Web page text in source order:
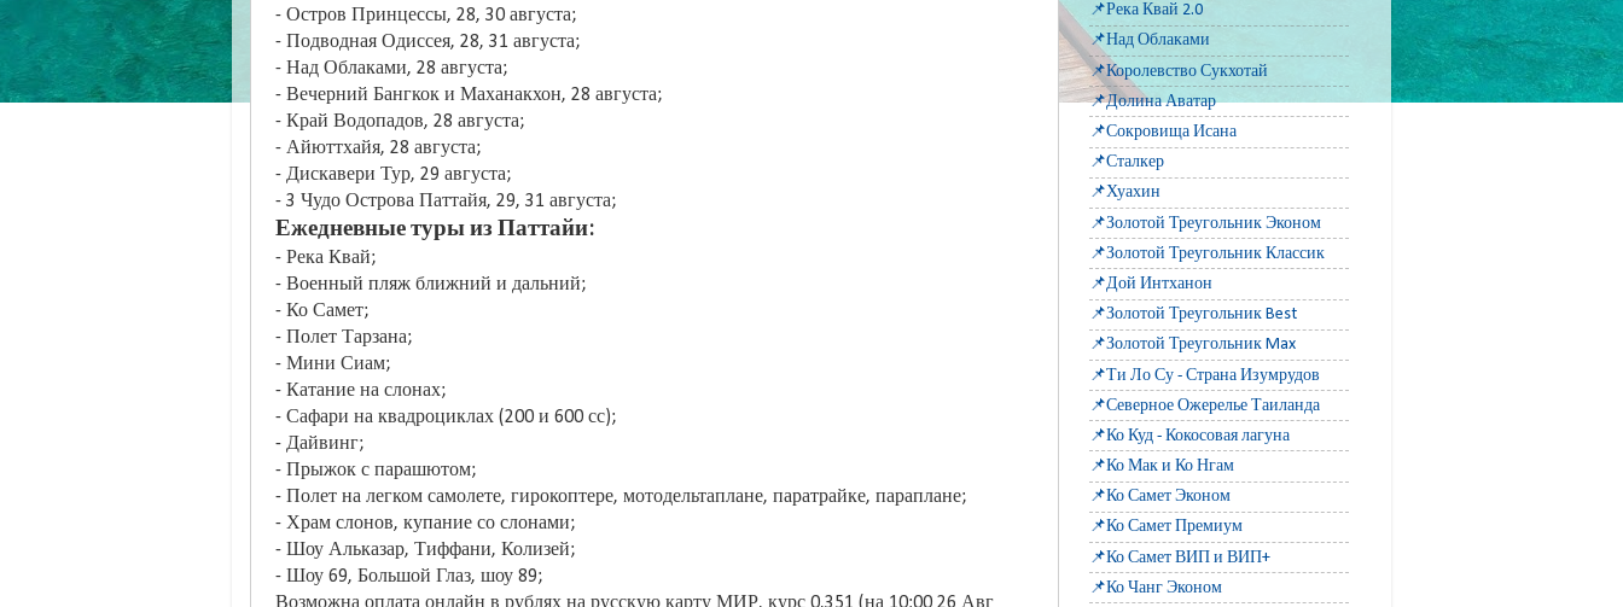
- Остров Принцессы, 28, 30 августа;
- Подводная Одиссея, 28, 31 августа;
- Над Облаками, 28 августа;
- Вечерний Бангкок и Маханакхон, 28 августа;
- Край Водопадов, 28 августа;
- Айюттхайя, 28 августа;
- Дискавери Тур, 29 августа;
- 3 Чудо Острова Паттайя, 29, 31 августа;
Ежедневные туры из Паттайи:
- Река Квай;
- Военный пляж ближний и дальний;
- Ко Самет;
- Полет Тарзана;
- Мини Сиам;
- Катание на слонах;
- Сафари на квадроциклах (200 и 600 сс);
- Дайвинг;
- Прыжок с парашютом;
- Полет на легком самолете, гирокоптере, мотодельтаплане, паратрайке, параплане;
- Храм слонов, купание со слонами;
- Шоу Альказар, Тиффани, Колизей;
- Шоу 69, Большой Глаз, шоу 89;
📌Река Квай 2.0
📌Над Облаками
📌Королевство Сукхотай
📌Долина Аватар
📌Сокровища Исана
📌Сталкер
📌Хуахин
📌Золотой Треугольник Эконом
📌Золотой Треугольник Классик
📌Дой Интханон
📌Золотой Треугольник Best
📌Золотой Треугольник Max
📌Ти Ло Су - Страна Изумрудов
📌Северное Ожерелье Таиланда
📌Ко Куд - Кокосовая лагуна
📌Ко Мак и Ко Нгам
📌Ко Самет Эконом
📌Ко Самет Премиум
📌Ко Самет ВИП и ВИП+
📌Ко Чанг Эконом